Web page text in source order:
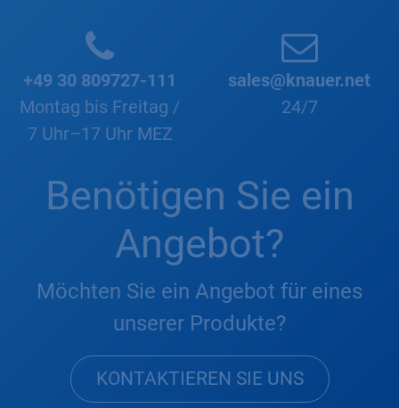
+49 30 809727-111
Montag bis Freitag /
7 Uhr–17 Uhr MEZ
sales@knauer.net
24/7
Benötigen Sie ein
Angebot?
Möchten Sie ein Angebot für eines
unserer Produkte?
KONTAKTIEREN SIE UNS